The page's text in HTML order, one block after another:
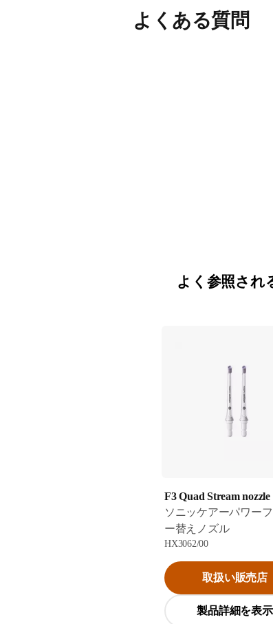
よくある質問
よく参照され
F3 Quad Stream nozzle
ソニッケアーパワー
ー替えノズル
HX3062/00
取扱い販売店
製品詳細を表示